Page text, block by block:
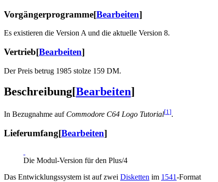
Vorgängerprogramme[Bearbeiten]
Es existieren die Version A und die aktuelle Version 8.
Vertrieb[Bearbeiten]
Der Preis betrug 1985 stolze 159 DM.
Beschreibung[Bearbeiten]
In Bezugnahme auf Commodore C64 Logo Tutorial[1 ].
Lieferumfang[Bearbeiten]
Die Modul-Version für den Plus/4
Das Entwicklungssystem ist auf zwei Disketten im 1541-Format